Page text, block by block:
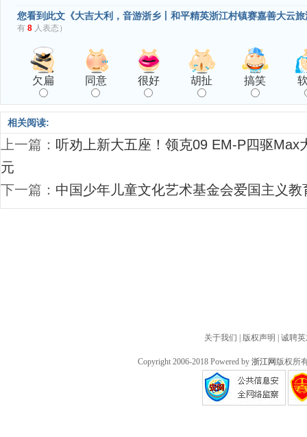
您看到此文《大吉大利，音游浙乡丨和平精英浙江村镇赛嘉善大云
有 8 人表态）
欠扁 同意 很好 胡扯 搞笑
相关阅读:
上一篇： 听劝上新大五座！领克09 EM-P四驱Max
元
下一篇： 中国少年儿童文化艺术基金会爱国主义
关于我们 版权声明 诚聘
Copyright 2006-2018 Powered by 浙江网 版权所